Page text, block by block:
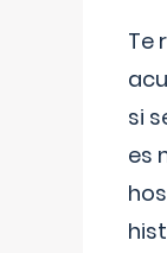
Te
si
es